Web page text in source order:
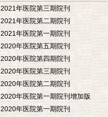
2021年医院第三期院刊
2021年医院第二期院刊
2021年医院第一期院刊
2020年医院第五期院刊
2020年医院第四期院刊
2020年医院第三期院刊
2020年医院第二期院刊
2020年医院第一期院刊增加版
2020年医院第一期院刊